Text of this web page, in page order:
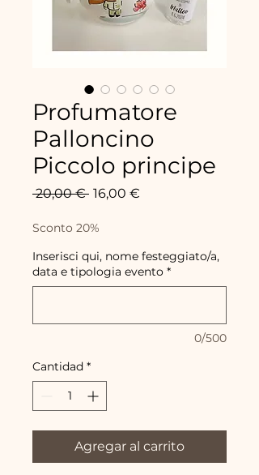
Profumatore
Palloncino
Piccolo principe
20,00 € Precio
16,00 €
Sconto 20%
Inserisci qui, nome festeggiato/a,
data e tipologia evento *
0/500
Cantidad *
Agregar al carrito